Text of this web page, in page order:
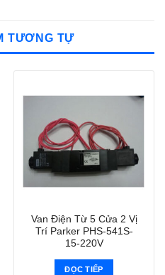
TƯƠNG TỰ
Van Điện Từ 5 Cửa 2 Vị
Trí Parker PHS-541S-
15-220V
ĐỌC TIẾP